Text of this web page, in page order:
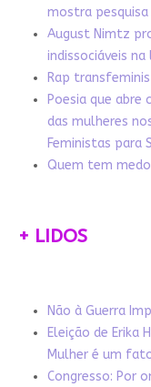
mostra pesquisa
August Nimtz
indissociáveis
Rap
Poesia que abre
das mulheres
Feministas para
Quem tem
+ LIDOS
Não à Guerra
Eleição de Erika
Mulher é um
Congresso: Por